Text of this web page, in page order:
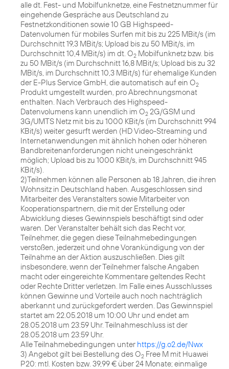
alle dt. Fest- und Mobilfunknetze, eine Festnetznummer für
eingehende Gespräche aus Deutschland zu
Festnetzkonditionen sowie 10 GB Highspeed-
Datenvolumen für mobiles Surfen mit bis zu 225 MBit/s (im
Durchschnitt 19,3 MBit/s; Upload bis zu 50 MBit/s, im
Durchschnitt 10,4 MBit/s) im dt. O2 Mobilfunknetz bzw. bis
zu 50 MBit/s (im Durchschnitt 16,8 MBit/s; Upload bis zu 32
MBit/s, im Durchschnitt 10,3 MBit/s) für ehemalige Kunden
der E-Plus Service GmbH, die automatisch auf ein O2
Produkt umgestellt wurden, pro Abrechnungsmonat
enthalten. Nach Verbrauch des Highspeed-
Datenvolumens kann unendlich im O2 2G/GSM und
3G/UMTS Netz mit bis zu 1000 KBit/s (im Durchschnitt 994
KBit/s) weiter gesurft werden (HD Video-Streaming und
Internetanwendungen mit ähnlich hohen oder höheren
Bandbreitenanforderungen nicht uneingeschränkt
möglich; Upload bis zu 1000 KBit/s, im Durchschnitt 945
KBit/s).
2)Teilnehmen können alle Personen ab 18 Jahren, die ihren
Wohnsitz in Deutschland haben. Ausgeschlossen sind
Mitarbeiter des Veranstalters sowie Mitarbeiter von
Kooperationspartnern, die mit der Erstellung oder
Abwicklung dieses Gewinnspiels beschäftigt sind oder
waren. Der Veranstalter behält sich das Recht vor,
Teilnehmer, die gegen diese Teilnahmebedingungen
verstoßen, jederzeit und ohne Vorankündigung von der
Teilnahme an der Aktion auszuschließen. Dies gilt
insbesondere, wenn der Teilnehmer falsche Angaben
macht oder eingereichte Kommentare geltendes Recht
oder Rechte Dritter verletzen. Im Falle eines Ausschlusses
können Gewinne und Vorteile auch noch nachträglich
aberkannt und zurückgefordert werden. Das Gewinnspiel
startet am 22.05.2018 um 10:00 Uhr und endet am
28.05.2018 um 23:59 Uhr. Teilnahmeschluss ist der
28.05.2018 um 23:59 Uhr.
Alle Teilnahmebedingungen unter https://g.o2.de/Nwx
3) Angebot gilt bei Bestellung des O2 Free M mit Huawei
P20: mtl. Kosten bzw. 39,99 € über 24 Monate; einmalige